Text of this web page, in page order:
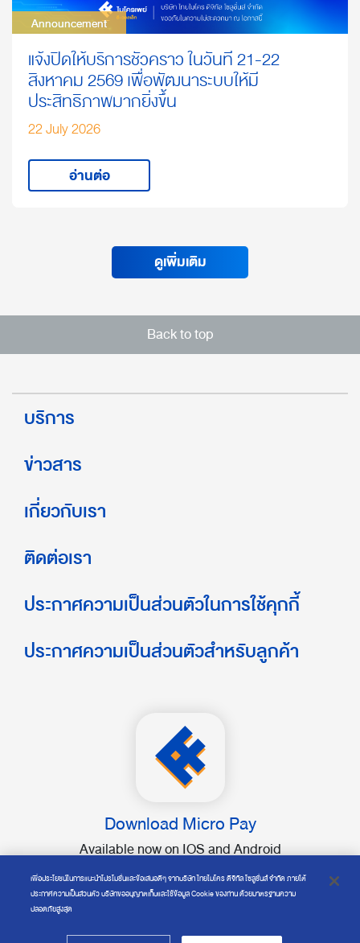
Announcement
Announcement
แจ้งปิดให้บริการชั่วคราว ในวันที่ 21-22
สิงหาคม 2569 เพื่อพัฒนาระบบให้มี
ประสิทธิภาพมากยิ่งขึ้น
22 July 2026
อ่านต่อ
ดูเพิ่มเติม
Back to top
Download Micro Pay
Available now on IOS and Android
บริการ
ข่าวสาร
เกี่ยวกับเรา
ติดต่อเรา
ประกาศความเป็นส่วนตัวในการใช้คุกกี้
ประกาศความเป็นส่วนตัวสำหรับลูกค้า
เพื่อประโยชน์ในการแนะนำโปรโมชั่นและข้อเสนอดีๆ จากบริษัท ไทยไมโคร ดิจิทัล โซลูชั่นส์ จำกัด ภายใต้
ประกาศความเป็นส่วนตัว บริษัทขออนุญาตเก็บและใช้ข้อมูล Cookie ของท่าน ด้วยมาตรฐานความ
ปลอดภัยสูงสุด